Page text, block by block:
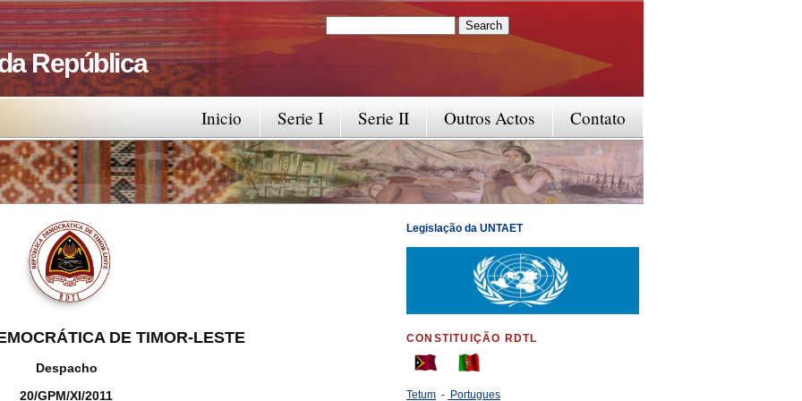
República
Search form
Contato
Outros Actos
Serie II
Serie I
Inicio
DE TIMOR-LESTE
Despacho
20/GPM/XI/2011
Legislação da UNTAET
CONSTITUIÇÃO RDTL
Tetum - Portugues